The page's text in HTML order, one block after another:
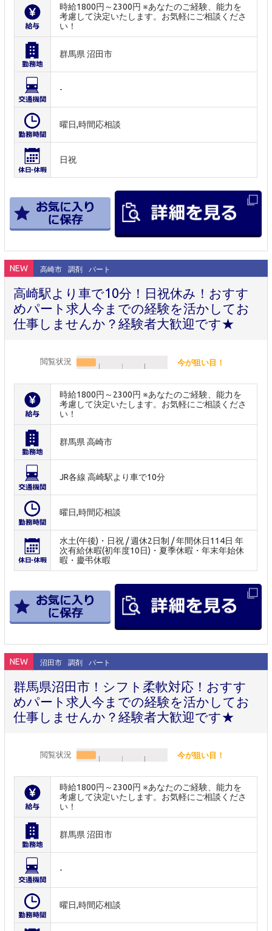
時給1800円～2300円 ※あなたのご経験、能力を
考慮して決定いたします。お気軽にご相談くださ
い！
群馬県 沼田市
-
曜日,時間応相談
日祝
NEW 高崎市 調剤 パート
高崎駅より車で10分！日祝休み！おすす
めパート求人今までの経験を活かしてお
仕事しませんか？経験者大歓迎です★
閲覧状況 今が狙い目！
時給1800円～2300円 ※あなたのご経験、能力を
考慮して決定いたします。お気軽にご相談くださ
い！
群馬県 高崎市
JR各線 高崎駅より車で10分
曜日,時間応相談
水土(午後)・日祝 / 週休2日制 / 年間休日114日 年
次有給休暇(初年度10日)・夏季休暇・年末年始休
暇・慶弔休暇
NEW 沼田市 調剤 パート
群馬県沼田市！シフト柔軟対応！おすす
めパート求人今までの経験を活かしてお
仕事しませんか？経験者大歓迎です★
閲覧状況 今が狙い目！
時給1800円～2300円 ※あなたのご経験、能力を
考慮して決定いたします。お気軽にご相談くださ
い！
群馬県 沼田市
-
曜日,時間応相談